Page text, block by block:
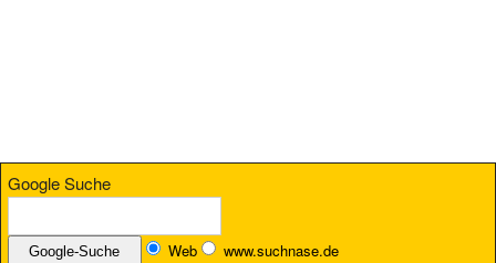
Google Suche
Web www.suchnase.de